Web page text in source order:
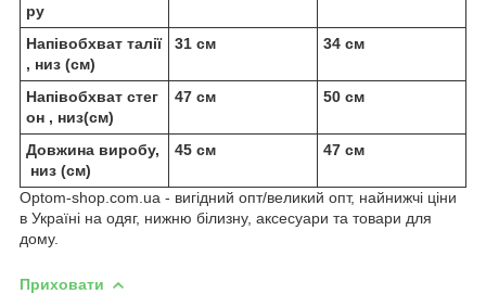
ру
Напівобхват талії
, низ (см)
31 см 34 см
Напівобхват стег
он , низ(см)
47 см 50 см
Довжина виробу,
низ (см)
45 см 47 см
Optom-shop.com.ua - вигідний опт/великий опт, найнижчі ціни
в Україні на одяг, нижню білизну, аксесуари та товари для
дому.
Приховати